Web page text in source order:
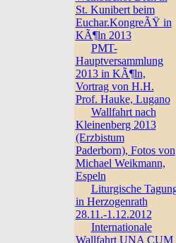
St. Kunibert beim
Euchar.KongreÃŸ in
KÃ¶ln 2013
PMT-
Hauptversammlung
2013 in KÃ¶ln,
Vortrag von H.H.
Prof. Hauke, Lugano
Wallfahrt nach
Kleinenberg 2013
(Erzbistum
Paderborn), Fotos von
Michael Weikmann,
Espeln
Liturgische
in Herzogenrath
28.11.-1.12.2012
Internationale
Wallfahrt UNA CUM